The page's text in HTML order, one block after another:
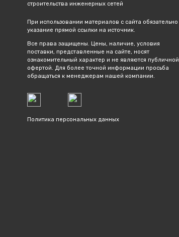
строительства инженерных сетей
При использовании материалов с сайта обязательно
указание прямой ссылки на источник.
Все права защищены. Цены, наличие, условия
поставки, представленные на сайте, носят
ознакомительный характер и не являются публичной
офертой. Для более точной информации просьба
обращаться к менеджерам нашей компании.
Политика персональных данных